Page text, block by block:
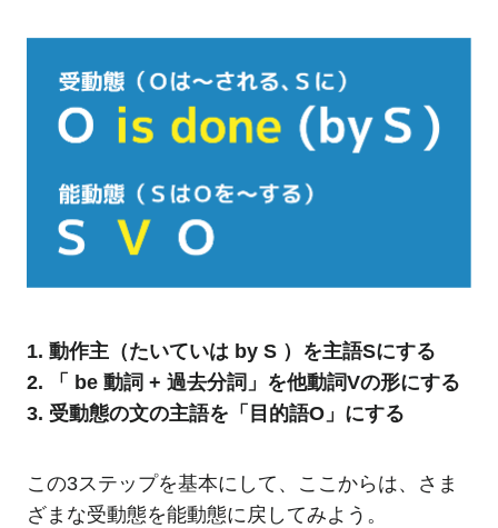
1. 動作主（たいていは by S ）を主語Sにする
2. 「 be 動詞 + 過去分詞」を他動詞Vの形にする
3. 受動態の文の主語を「目的語O」にする
この3ステップを基本にして、ここからは、さま
ざまな受動態を能動態に戻してみよう。